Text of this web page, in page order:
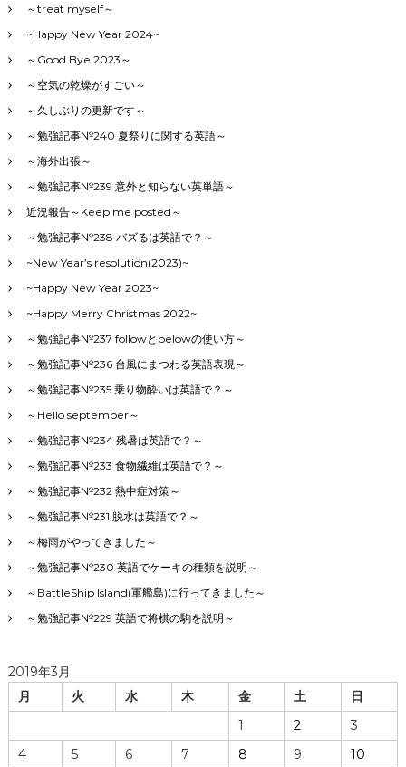
～treat myself～
~Happy New Year 2024~
～Good Bye 2023～
～空気の乾燥がすごい～
～久しぶりの更新です～
～勉強記事№240 夏祭りに関する英語～
～海外出張～
～勉強記事№239 意外と知らない英単語～
近況報告～Keep me posted～
～勉強記事№238 バズるは英語で？～
~New Year’s resolution(2023)~
~Happy New Year 2023~
~Happy Merry Christmas 2022~
～勉強記事№237 followとbelowの使い方～
～勉強記事№236 台風にまつわる英語表現～
～勉強記事№235 乗り物酔いは英語で？～
～Hello september～
～勉強記事№234 残暑は英語で？～
～勉強記事№233 食物繊維は英語で？～
～勉強記事№232 熱中症対策～
～勉強記事№231 脱水は英語で？～
～梅雨がやってきました～
～勉強記事№230 英語でケーキの種類を説明～
～BattleShip Island(軍艦島)に行ってきました～
～勉強記事№229 英語で将棋の駒を説明～
2019年3月
月
火 水 木 金 土
日
1
2
3
4
5 6 7 8 9
10